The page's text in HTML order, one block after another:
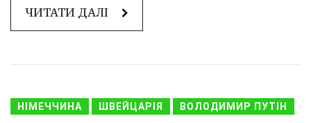
ЧИТАТИ ДАЛІ
НІМЕЧЧИНА ШВЕЙЦАРІЯ ВОЛОДИМИР ПУТІН